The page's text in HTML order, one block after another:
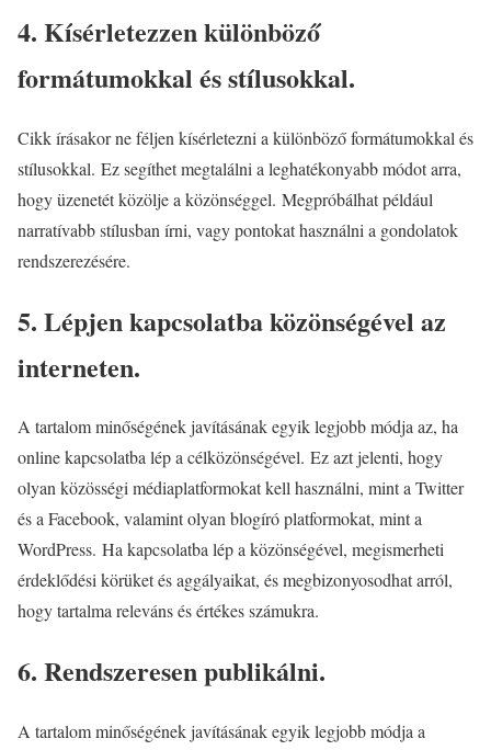
4. Kísérletezzen különböző
formátumokkal és stílusokkal.
Cikk írásakor ne féljen kísérletezni a különböző formátumokkal és
stílusokkal. Ez segíthet megtalálni a leghatékonyabb módot arra,
hogy üzenetét közölje a közönséggel. Megpróbálhat például
narratívabb stílusban írni, vagy pontokat használni a gondolatok
rendszerezésére.
5. Lépjen kapcsolatba közönségével az
interneten.
A tartalom minőségének javításának egyik legjobb módja az, ha
online kapcsolatba lép a célközönségével. Ez azt jelenti, hogy
olyan közösségi médiaplatformokat kell használni, mint a Twitter
és a Facebook, valamint olyan blogíró platformokat, mint a
WordPress. Ha kapcsolatba lép a közönségével, megismerheti
érdeklődési körüket és aggályaikat, és megbizonyosodhat arról,
hogy tartalma releváns és értékes számukra.
6. Rendszeresen publikálni.
A tartalom minőségének javításának egyik legjobb módja a